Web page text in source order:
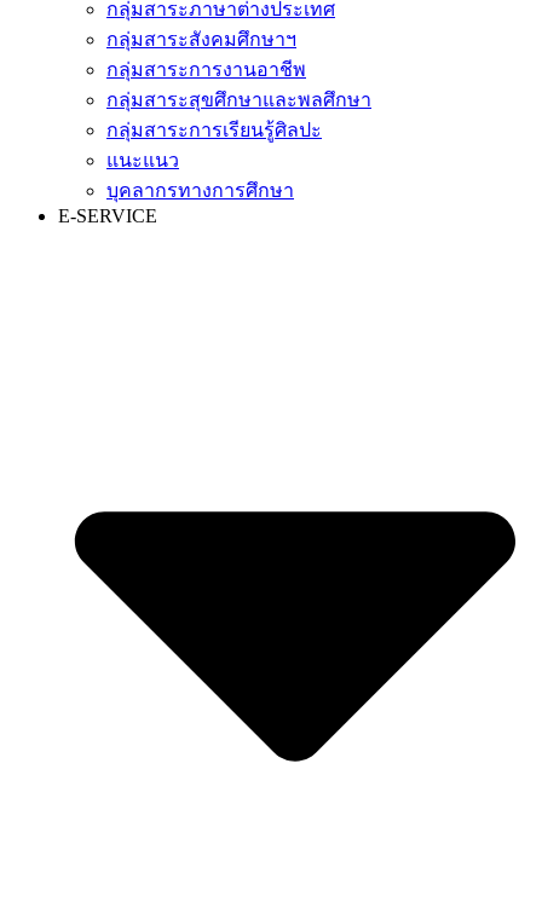
กลุ่มสาระภาษาต่างประเทศ
กลุ่มสาระสังคมศึกษาฯ
กลุ่มสาระการงานอาชีพ
กลุ่มสาระสุขศึกษาและพลศึกษา
กลุ่มสาระการเรียนรู้ศิลปะ
แนะแนว
บุคลากรทางการศึกษา
E-SERVICE